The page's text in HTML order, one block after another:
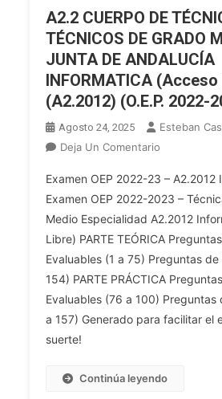
(A2.2012)
(O.E.P.
ORDINARIA
2018
Y
2017/2019)
A2.2 CUERPO DE
TÉCNICOS DE GRADO
JUNTA DE ANDALUCÍA
INFORMATICA
(A2.2012) (O.E.P. 2022-
Agosto 24, 2025
Esteban
Deja Un Comentario
CUERPO
DE
TÉCNICAS
Y
TÉCNICOS
DE
GRADO
MEDIO
DE
Examen OEP 2022-23 – A2.2012
Examen OEP 2022-2023 –
Medio Especialidad A2.2012
Libre) PARTE TEÓRICA
Evaluables (1 a 75) Preguntas de
154) PARTE PRÁCTICA
Evaluables (76 a 100) Preguntas
a 157) Generado para facilitar el
suerte!
Continúa leyendo